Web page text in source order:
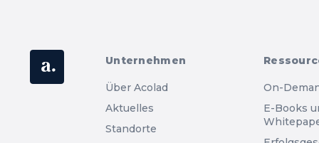
Unternehmen
Über Acolad
Aktuelles
Standorte
On-
E-Books